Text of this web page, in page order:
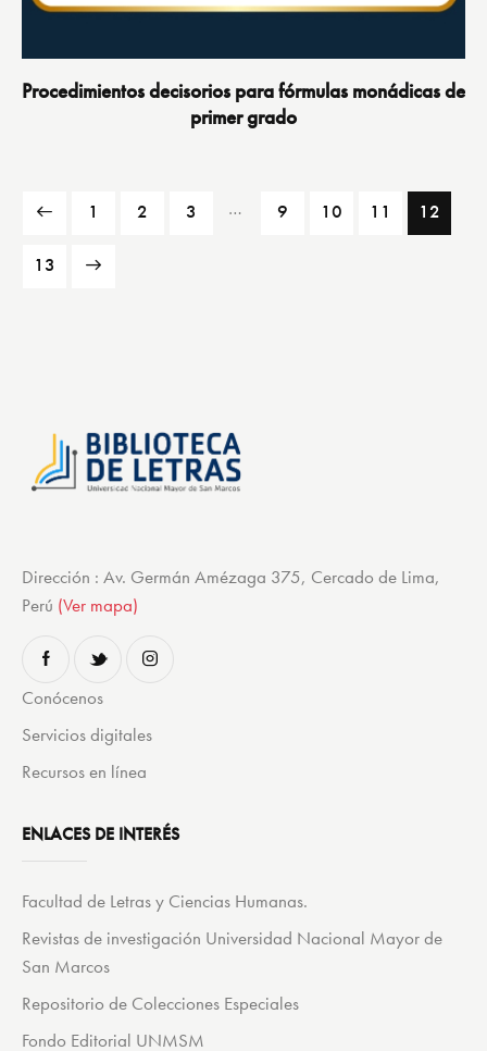
Procedimientos decisorios para fórmulas monádicas de
primer grado
1 2 3 … 9 10 11 12
13
Dirección : Av. Germán Amézaga 375, Cercado de Lima,
Perú (Ver mapa)
Conócenos
Servicios digitales
Recursos en línea
ENLACES DE INTERÉS
Facultad de Letras y Ciencias Humanas.
Revistas de investigación Universidad Nacional Mayor de
San Marcos
Repositorio de Colecciones Especiales
Fondo Editorial UNMSM